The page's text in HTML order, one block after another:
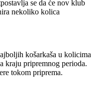
se da će nov klub
nekoliko kolica
košarkaša u kolicima
kraju pripremnog perioda.
tokom priprema.